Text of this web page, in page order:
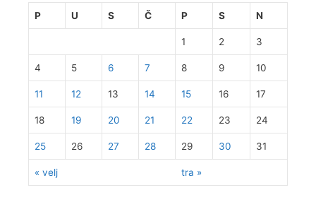
P U S Č P S N
« velj tra »
1 2 3
4 5 6 7 8 9 10
11 12 13 14 15 16 17
18 19 20 21 22 23 24
25 26 27 28 29 30 31